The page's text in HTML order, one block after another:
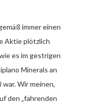
immer einen
Aktie plötzlich
es im gestrigen
Minerals an
Wir meinen,
den „fahrenden